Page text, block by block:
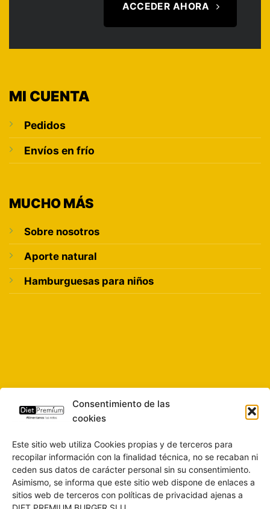
Consentimiento de las
cookies
Este sitio web utiliza Cookies propias y de terceros para
recopilar información con la finalidad técnica, no se recaban ni
ceden sus datos de carácter personal sin su consentimiento.
Asimismo, se informa que este sitio web dispone de enlaces a
sitios web de terceros con políticas de privacidad ajenas a
ACCEDER AHORA
MI CUENTA
Pedidos
Envíos en frío
MUCHO MÁS
Sobre nosotros
Aporte natural
Hamburguesas para niños